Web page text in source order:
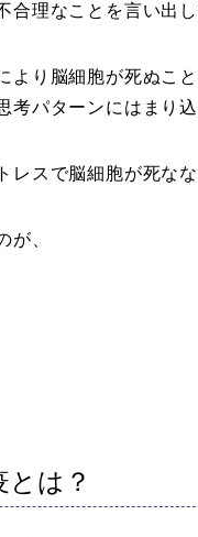
合理なことを言い出
り脳細胞が死ぬこ
考パターンにはまり
スで脳細胞が死な
が、
とは？